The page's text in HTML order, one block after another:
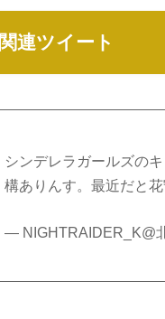
関連ツイート
シンデレラガールズの
構ありんす。最近だと
— NIGHTRAIDER_K@